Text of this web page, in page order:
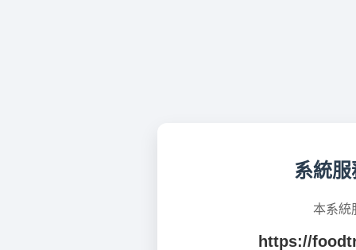
系統
本系統
https://